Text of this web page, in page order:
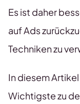
Es ist daher
auf Ads
Techniken zu
In diesem
Wichtigste zu